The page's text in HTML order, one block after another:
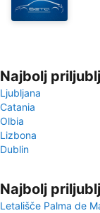
Najbolj
Ljubljana
Catania
Olbia
Lizbona
Dublin
Najbolj
Letališče Palma de